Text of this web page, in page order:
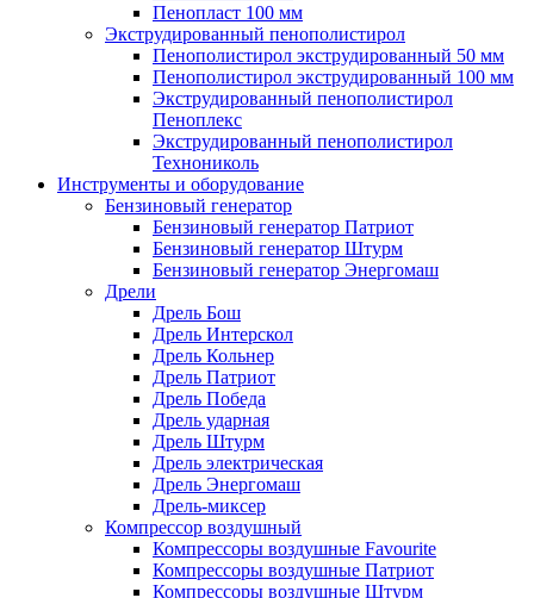
Пенопласт 100 мм
Экструдированный пенополистирол
Пенополистирол экструдированный 50 мм
Пенополистирол экструдированный 100 мм
Экструдированный пенополистирол
Пеноплекс
Экструдированный пенополистирол
Технониколь
Инструменты и оборудование
Бензиновый генератор
Бензиновый генератор Патриот
Бензиновый генератор Штурм
Бензиновый генератор Энергомаш
Дрели
Дрель Бош
Дрель Интерскол
Дрель Кольнер
Дрель Патриот
Дрель Победа
Дрель ударная
Дрель Штурм
Дрель электрическая
Дрель Энергомаш
Дрель-миксер
Компрессор воздушный
Компрессоры воздушные Favourite
Компрессоры воздушные Патриот
Компрессоры воздушные Штурм